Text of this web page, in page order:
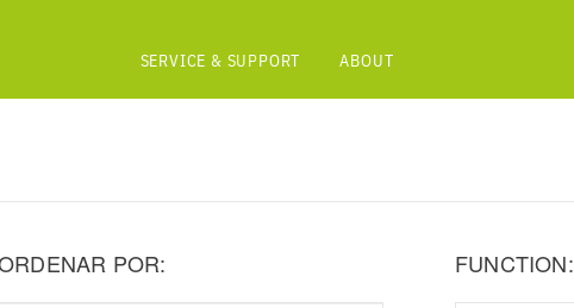
SERVICE & SUPPORT ABOUT
POR: FUNCTION: